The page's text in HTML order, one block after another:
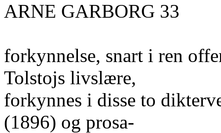
ARNE GARBORG 33
forkynnelse, snart i ren
Tolstojs livslære,
forkynnes i disse to
(1896) og prosa-